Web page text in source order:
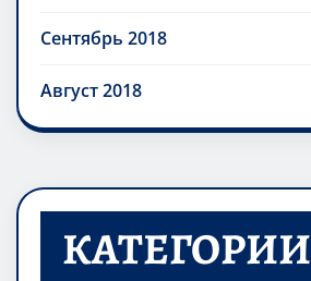
Сентябрь 2018
Август 2018
КАТЕГОРИИ